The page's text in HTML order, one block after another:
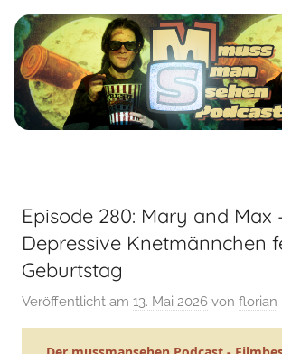
Zum
Inhalt
springen
sehen
Film-
Podcast
mussmansehen.de
Episode 280: Mary and Max
Depressive Knetmännchen
Geburtstag
Veröffentlicht am 13. Mai 2026 von florian